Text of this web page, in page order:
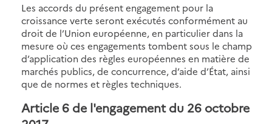
Les accords du présent engagement pour la
croissance verte seront exécutés conformément au
droit de l’Union européenne, en particulier dans la
mesure où ces engagements tombent sous le champ
d’application des règles européennes en matière de
marchés publics, de concurrence, d’aide d’État, ainsi
que de normes et règles techniques.
Article 6 de l'engagement du 26 octobre